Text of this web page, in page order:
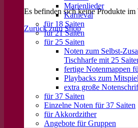
Es befinden sich keine Produkte im
Zurück zum Shop
Marienlieder
Karneval
für 18 Saiten
für 21 Saiten
für 25 Saiten
Noten zum Selbst-
Tischharfe mit 25
fertige Notenmappen
Playbacks zum
extra große
für 37 Saiten
Einzelne Noten für 37 Saiten
für Akkordzither
Angebote für Gruppen